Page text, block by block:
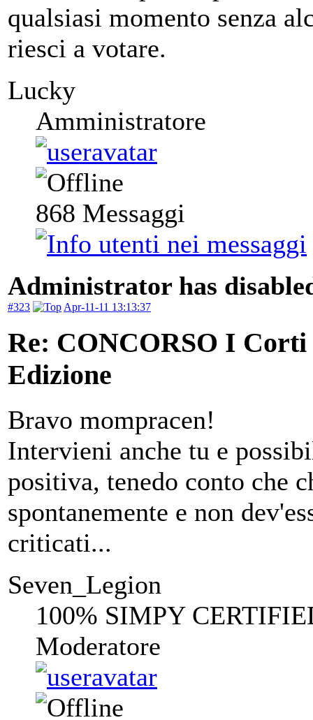
qualsiasi momento senza
riesci a votare.
Lucky
Amministratore
868 Messaggi
Administrator has
#323 Apr-11-11 13:13:37
Re: CONCORSO I
Edizione
Bravo mompracen!
Intervieni anche tu e
positiva, tenedo conto che
spontanemente e non
criticati...
Seven_Legion
100% SIMPY
Moderatore